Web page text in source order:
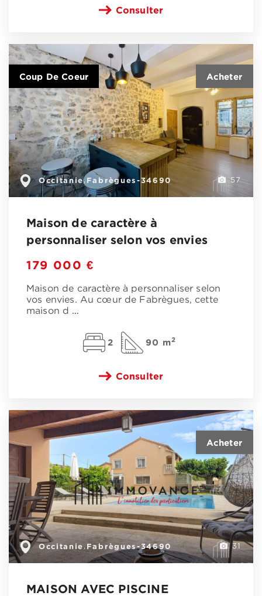
Consulter
57
Occitanie, Fabrègues-34690
Coup De Coeur
Maison de caractère à
personnaliser selon vos envies
179 000 €
Maison de caractère à personnaliser selon
vos envies. Au cœur de Fabrègues, cette
maison d …
2 90 m2
Consulter
31
Occitanie,Fabrègues-34690
MAISON AVEC PISCINE